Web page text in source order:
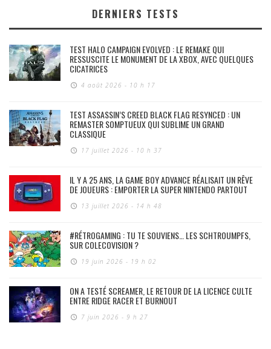
DERNIERS TESTS
TEST HALO CAMPAIGN EVOLVED : LE REMAKE QUI
RESSUSCITE LE MONUMENT DE LA XBOX, AVEC QUELQUES
CICATRICES
4 août 2026 - 10 h 17
TEST ASSASSIN’S CREED BLACK FLAG RESYNCED : UN
REMASTER SOMPTUEUX QUI SUBLIME UN GRAND
CLASSIQUE
17 juillet 2026 - 10 h 37
IL Y A 25 ANS, LA GAME BOY ADVANCE RÉALISAIT UN RÊVE
DE JOUEURS : EMPORTER LA SUPER NINTENDO PARTOUT
13 juillet 2026 - 14 h 48
#RÉTROGAMING : TU TE SOUVIENS… LES SCHTROUMPFS,
SUR COLECOVISION ?
19 juin 2026 - 19 h 02
ON A TESTÉ SCREAMER, LE RETOUR DE LA LICENCE CULTE
ENTRE RIDGE RACER ET BURNOUT
7 juin 2026 - 9 h 27